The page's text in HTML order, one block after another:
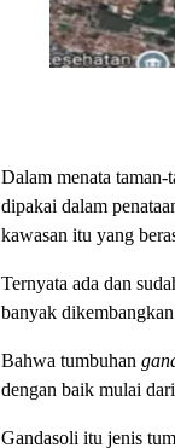
Dalam menata
dipakai dalam
kawasan itu yang
Ternyata ada dan
banyak
Bahwa tumbuhan
dengan baik mulai
Gandasoli itu jenis